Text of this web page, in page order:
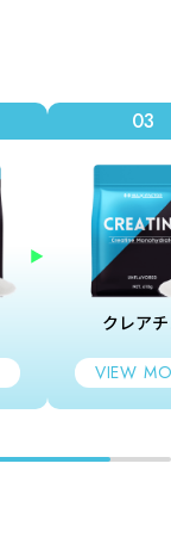
03
クレア
VIEW